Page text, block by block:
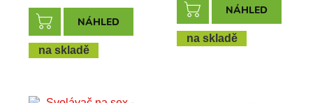
NÁHLED
na skladě
NÁHLED
na skladě